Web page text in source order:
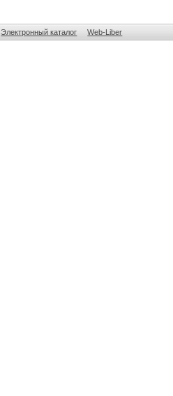
Электронный каталог Web-Liber